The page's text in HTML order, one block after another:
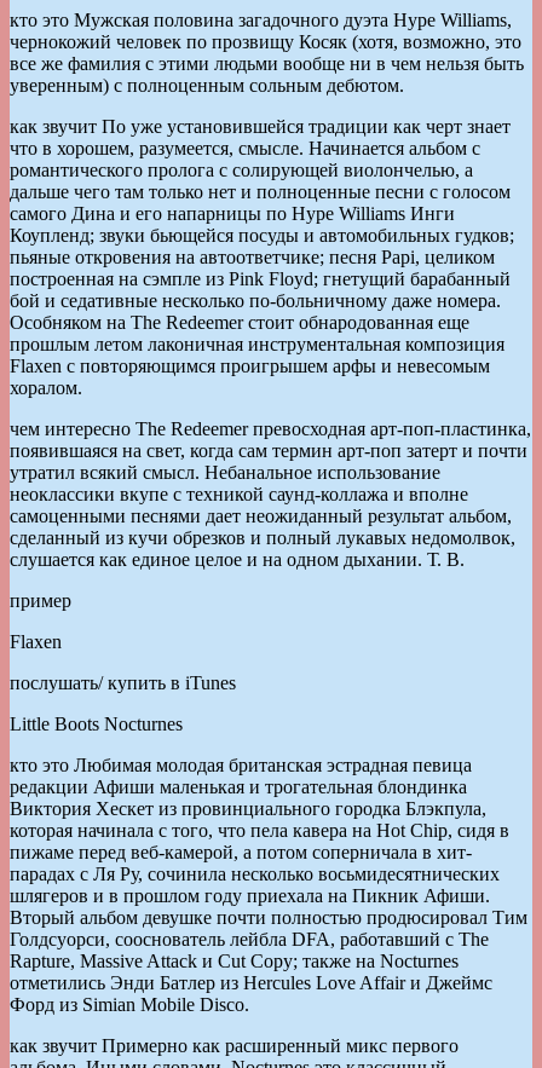
кто это Мужская половина загадочного дуэта Hype Williams,
чернокожий человек по прозвищу Косяк (хотя, возможно, это
все же фамилия с этими людьми вообще ни в чем нельзя быть
уверенным) с полноценным сольным дебютом.
как звучит По уже установившейся традиции как черт знает
что в хорошем, разумеется, смысле. Начинается альбом с
романтического пролога с солирующей виолончелью, а
дальше чего там только нет и полноценные песни с голосом
самого Дина и его напарницы по Hype Williams Инги
Коупленд; звуки бьющейся посуды и автомобильных гудков;
пьяные откровения на автоответчике; песня Papi, целиком
построенная на сэмпле из Pink Floyd; гнетущий барабанный
бой и седативные несколько по-больничному даже номера.
Особняком на The Redeemer стоит обнародованная еще
прошлым летом лаконичная инструментальная композиция
Flaxen с повторяющимся проигрышем арфы и невесомым
хоралом.
чем интересно The Redeemer превосходная арт-поп-пластинка,
появившаяся на свет, когда сам термин арт-поп затерт и почти
утратил всякий смысл. Небанальное использование
неоклассики вкупе с техникой саунд-коллажа и вполне
самоценными песнями дает неожиданный результат альбом,
сделанный из кучи обрезков и полный лукавых недомолвок,
слушается как единое целое и на одном дыхании. Т. В.
пример
Flaxen
послушать/ купить в iTunes
Little Boots Nocturnes
кто это Любимая молодая британская эстрадная певица
редакции Афиши маленькая и трогательная блондинка
Виктория Хескет из провинциального городка Блэкпула,
которая начинала с того, что пела кавера на Hot Chip, сидя в
пижаме перед веб-камерой, а потом соперничала в хит-
парадах с Ля Ру, сочинила несколько восьмидесятнических
шлягеров и в прошлом году приехала на Пикник Афиши.
Вторый альбом девушке почти полностью продюсировал Тим
Голдсуорси, сооснователь лейбла DFA, работавший c The
Rapture, Massive Attack и Cut Copy; также на Nocturnes
отметились Энди Батлер из Hercules Love Affair и Джеймс
Форд из Simian Mobile Disco.
как звучит Примерно как расширенный микс первого